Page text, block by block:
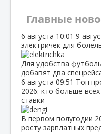
Главные
6 августа 10:01 9
электричек для
Для удобства
добавят два
6 августа 09:51 Топ
2026: кто больше
ставки
В первом полугодии
росту зарплатных